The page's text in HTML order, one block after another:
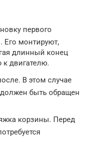
первого
Его монтируют,
длинный конец
двигателю.
В этом случае
быть обращен
корзины. Перед